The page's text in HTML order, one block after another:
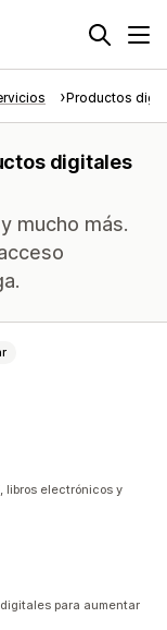
Productos
digitales
mucho más.
libros electrónicos y
para aumentar